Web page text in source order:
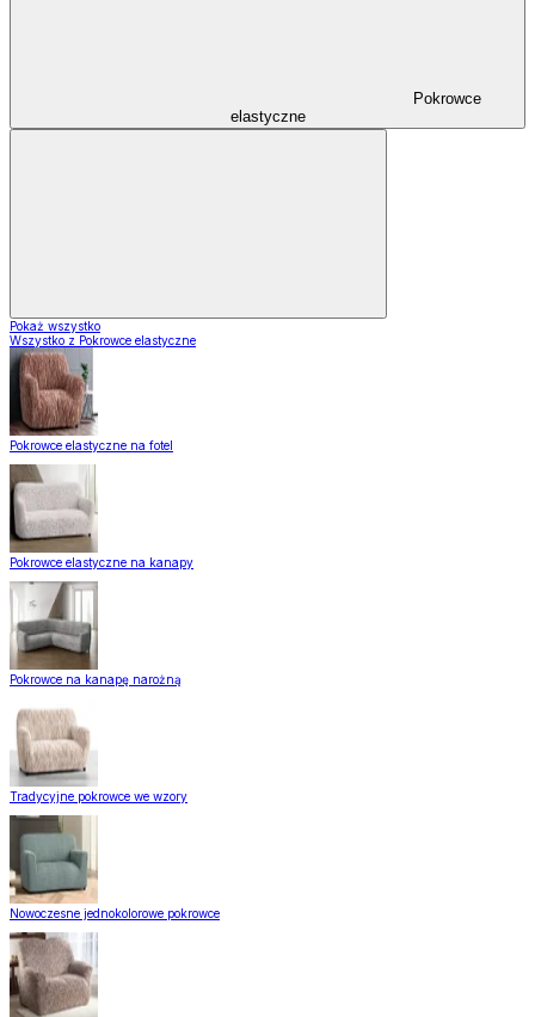
Pokrowce
elastyczne
Pokaż wszystko
Wszystko z Pokrowce elastyczne
Pokrowce elastyczne na fotel
Pokrowce elastyczne na kanapy
Pokrowce na kanapę narożną
Tradycyjne pokrowce we wzory
Nowoczesne jednokolorowe pokrowce